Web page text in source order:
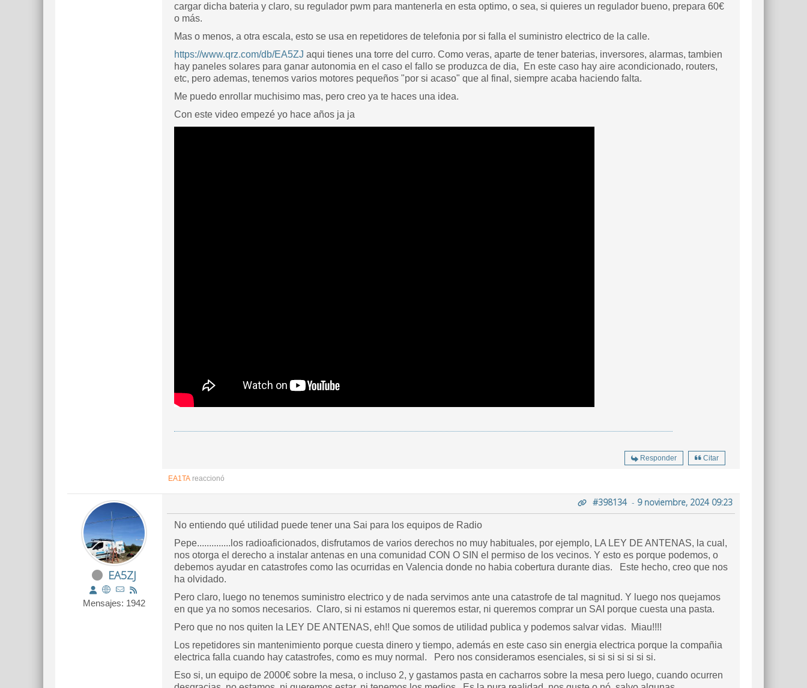
cargar dicha bateria y claro, su regulador pwm para mantenerla en esta optimo, o sea, si quieres un regulador bueno, prepara 60€
o más.
Mas o menos, a otra escala, esto se usa en repetidores de telefonia por si falla el suministro electrico de la calle.
https://www.qrz.com/db/EA5ZJ aqui tienes una torre del curro. Como veras, aparte de tener baterias, inversores, alarmas, tambien
hay paneles solares para ganar autonomia en el caso el fallo se produzca de dia, En este caso hay aire acondicionado, routers,
etc, pero ademas, tenemos varios motores pequeños "por si acaso" que al final, siempre acaba haciendo falta.
Me puedo enrollar muchisimo mas, pero creo ya te haces una idea.
Con este video empezé yo hace años ja ja
Responder Citar
EA1TA reaccionó
EA5ZJ
Mensajes: 1942
#398134- 9 noviembre, 2024 09:23
No entiendo qué utilidad puede tener una Sai para los equipos de Radio
Pepe..............los radioaficionados, disfrutamos de varios derechos no muy habituales, por ejemplo, LA LEY DE ANTENAS, la cual,
nos otorga el derecho a instalar antenas en una comunidad CON O SIN el permiso de los vecinos. Y esto es porque podemos, o
debemos ayudar en catastrofes como las ocurridas en Valencia donde no habia cobertura durante dias. Este hecho, creo que nos
ha olvidado.
Pero claro, luego no tenemos suministro electrico y de nada servimos ante una catastrofe de tal magnitud. Y luego nos quejamos
en que ya no somos necesarios. Claro, si ni estamos ni queremos estar, ni queremos comprar un SAI porque cuesta una pasta.
Pero que no nos quiten la LEY DE ANTENAS, eh!! Que somos de utilidad publica y podemos salvar vidas. Miau!!!!
Los repetidores sin mantenimiento porque cuesta dinero y tiempo, además en este caso sin energia electrica porque la compañia
electrica falla cuando hay catastrofes, como es muy normal. Pero nos consideramos esenciales, si si si si si si si.
Eso si, un equipo de 2000€ sobre la mesa, o incluso 2, y gastamos pasta en cacharros sobre la mesa pero luego, cuando ocurren